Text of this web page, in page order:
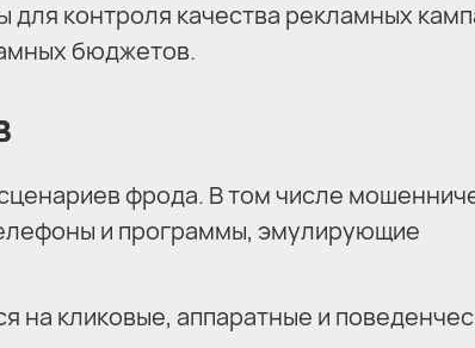
контроля качества рекламных
бюджетов.
фрода. В том числе
и программы, эмулирующие
на кликовые, аппаратные и